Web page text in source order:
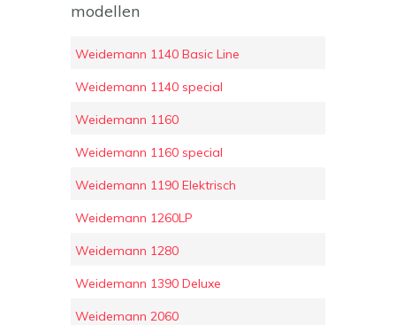
modellen
Weidemann 1140 Basic Line
Weidemann 1140 special
Weidemann 1160
Weidemann 1160 special
Weidemann 1190 Elektrisch
Weidemann 1260LP
Weidemann 1280
Weidemann 1390 Deluxe
Weidemann 2060